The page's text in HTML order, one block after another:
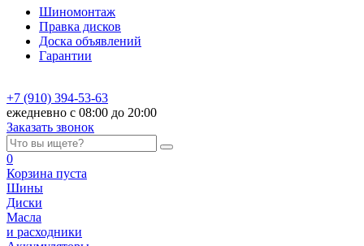
Шиномонтаж
Правка дисков
Доска объявлений
Гарантии
+7 (910) 394-53-63
ежедневно с 08:00 до 20:00
Заказать звонок
0
Корзина пуста
Шины
Диски
Масла
и расходники